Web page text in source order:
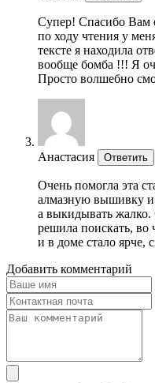
Супер! Спасибо Вам
по ходу чтения у
тексте я находила
вообще бомба !!! Я
Просто волшебно
Анастасия Ответить
Очень помогла эта
алмазную вышивку и
а выкидывать
решила поискать, во
и в доме стало ярче,
Добавить комментарий